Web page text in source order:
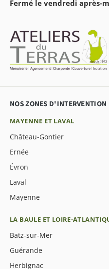
Fermé le vendredi après-
NOS ZONES D'INTERVENTION
MAYENNE ET LAVAL
Château-Gontier
Ernée
Évron
Laval
Mayenne
LA BAULE ET LOIRE-
Batz-sur-Mer
Guérande
Herbignac